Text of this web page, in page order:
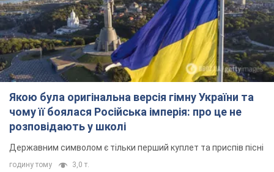
Якою була оригінальна версія гімну України та
чому її боялася Російська імперія: про це не
розповідають у школі
Державним символом є тільки перший куплет та приспів пісні
годину тому 3,0 т.